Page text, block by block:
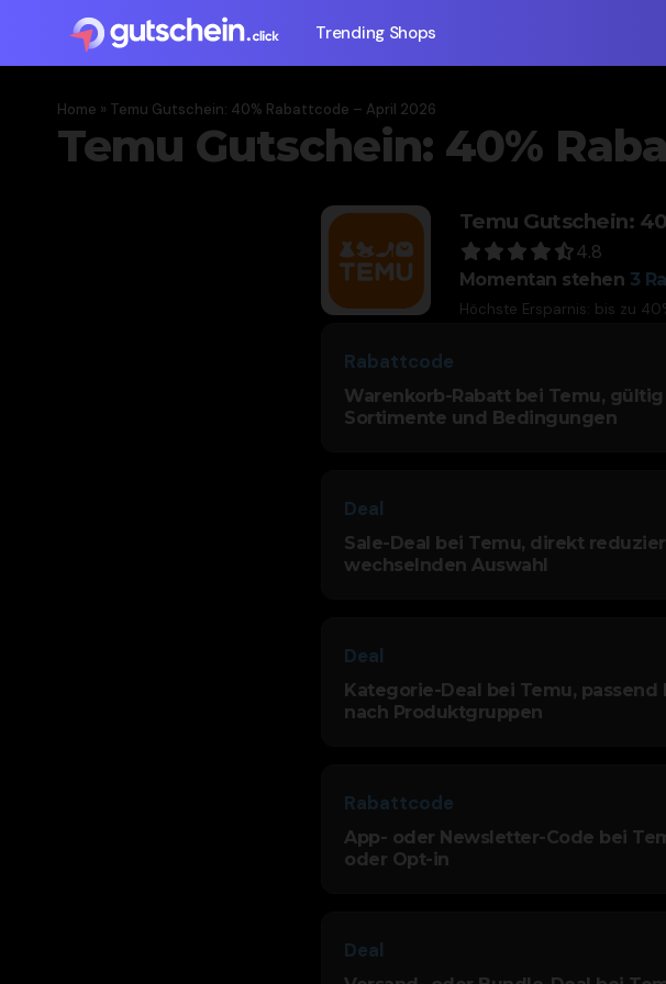
Trending Shops
Temu Gutschein: 40%
Home » Temu Gutschein: 40% Rabattcode – April 2026
Temu Gutschein:
4.8
Momentan stehen 3
Höchste Ersparnis: bis zu
Rabattcode
Warenkorb-Rabatt bei Temu,
Sortimente und Bedingungen
Deal
Sale-Deal bei Temu, direkt
wechselnden Auswahl
Deal
Kategorie-Deal bei Temu,
nach Produktgruppen
Rabattcode
App- oder Newsletter-Code bei
oder Opt-in
Deal